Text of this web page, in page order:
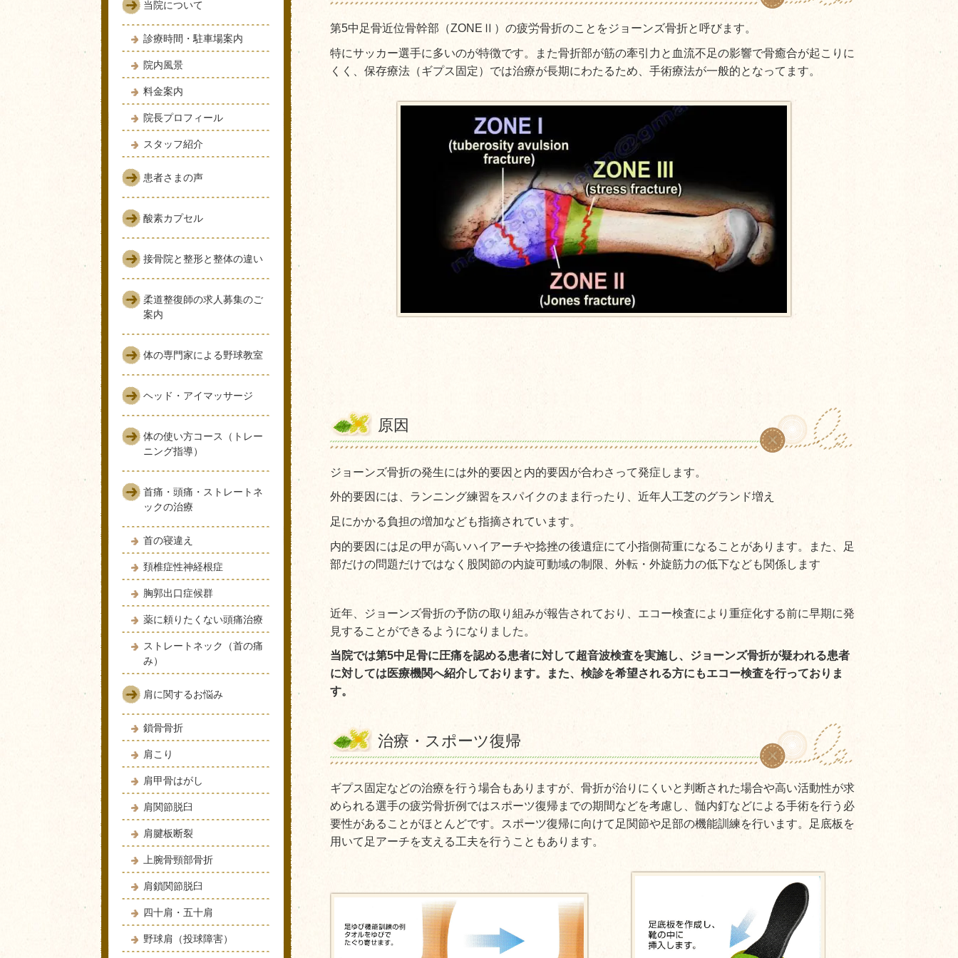
第5中足骨近位骨幹部（ZONEⅡ）の疲労骨折のことをジョーンズ骨折と呼びます。
特にサッカー選手に多いのが特徴です。また骨折部が筋の牽引力と血流不足の影響で骨癒合が起こりに
くく、保存療法（ギプス固定）では治療が長期にわたるため、手術療法が一般的となってます。
原因
ジョーンズ骨折の発生には外的要因と内的要因が合わさって発症します。
外的要因には、ランニング練習をスパイクのまま行ったり、近年人工芝のグランド増え
足にかかる負担の増加なども指摘されています。
内的要因には足の甲が高いハイアーチや捻挫の後遺症にて小指側荷重になることがあります。また、足
部だけの問題だけではなく股関節の内旋可動域の制限、外転・外旋筋力の低下なども関係します
近年、ジョーンズ骨折の予防の取り組みが報告されており、エコー検査により重症化する前に早期に発
見することができるようになりました。
当院では第5中足骨に圧痛を認める患者に対して超音波検査を実施し、ジョーンズ骨折が疑われる患者
に対しては医療機関へ紹介しております。また、検診を希望される方にもエコー検査を行っておりま
す。
治療・スポーツ復帰
ギプス固定などの治療を行う場合もありますが、骨折が治りにくいと判断された場合や高い活動性が求
められる選手の疲労骨折例ではスポーツ復帰までの期間などを考慮し、髄内釘などによる手術を行う必
要性があることがほとんどです。スポーツ復帰に向けて足関節や足部の機能訓練を行います。足底板を
用いて足アーチを支える工夫を行うこともあります。
当院について
診療時間・駐車場案内
院内風景
料金案内
院長プロフィール
スタッフ紹介
患者さまの声
酸素カプセル
接骨院と整形と整体の違い
柔道整復師の求人募集のご
案内
体の専門家による野球教室
ヘッド・アイマッサージ
体の使い方コース（トレー
ニング指導）
首痛・頭痛・ストレートネ
ックの治療
首の寝違え
頚椎症性神経根症
胸郭出口症候群
薬に頼りたくない頭痛治療
ストレートネック（首の痛
み）
肩に関するお悩み
鎖骨骨折
肩こり
肩甲骨はがし
肩関節脱臼
肩腱板断裂
上腕骨頸部骨折
肩鎖関節脱臼
四十肩・五十肩
野球肩（投球障害）